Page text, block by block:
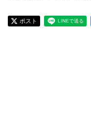
ポスト LINEで送る